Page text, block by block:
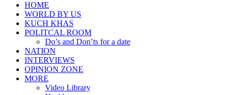
HOME
WORLD BY US
KUCH KHAS
POLITCAL ROOM
Do’s and Don’ts for a date
NATION
INTERVIEWS
OPINION ZONE
MORE
Video Library